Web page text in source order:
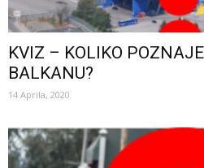
KVIZ – KOLIKO
BALKANU?
14 Aprila, 2020